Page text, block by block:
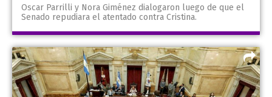
Oscar Parrilli y Nora Giménez dialogaron luego de que el
Senado repudiara el atentado contra Cristina.